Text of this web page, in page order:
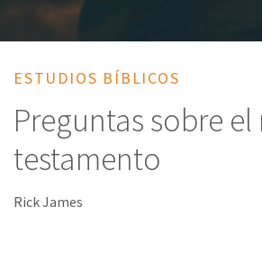
ESTUDIOS BÍBLICOS
Preguntas sobre
testamento
Rick James